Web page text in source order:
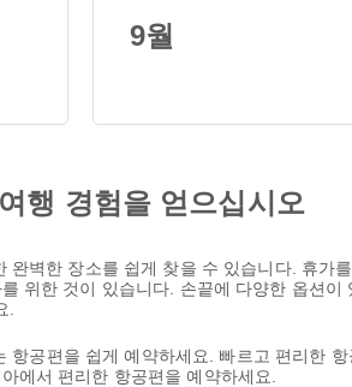
9월
행 경험을 얻으십시오
벽한 장소를 쉽게 찾을 수 있습니다. 휴
위한 것이 있습니다. 손끝에 다양한 옵션
공편을 쉽게 예약하세요. 빠르고 편리한
에서 편리한 항공편을 예약하세요.